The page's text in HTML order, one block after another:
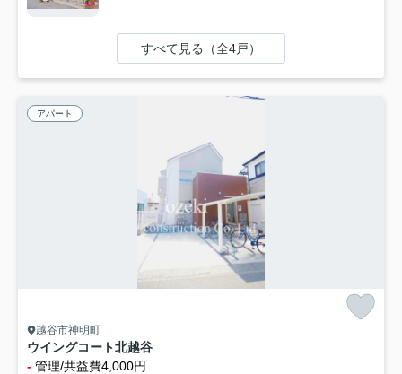
すべて見る（全4戸）
アパート
越谷市神明町
ウイングコート北越谷
- 管理/共益費4,000円